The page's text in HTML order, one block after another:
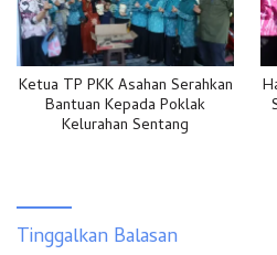
Ketua TP PKK Asahan Serahkan
Bantuan Kepada Poklak
Kelurahan Sentang
Tinggalkan Balasan